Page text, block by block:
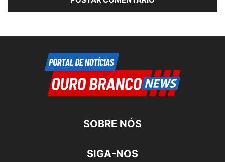
SOBRE NÓS
SIGA-NOS